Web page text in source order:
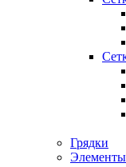
Грядки
Элементы